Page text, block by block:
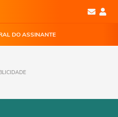
DO ASSINANTE